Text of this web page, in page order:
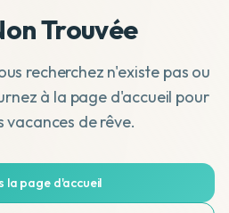
Trouvée
recherchez n'existe pas ou
à la page d'accueil pour
vacances de rêve.
la page d'accueil